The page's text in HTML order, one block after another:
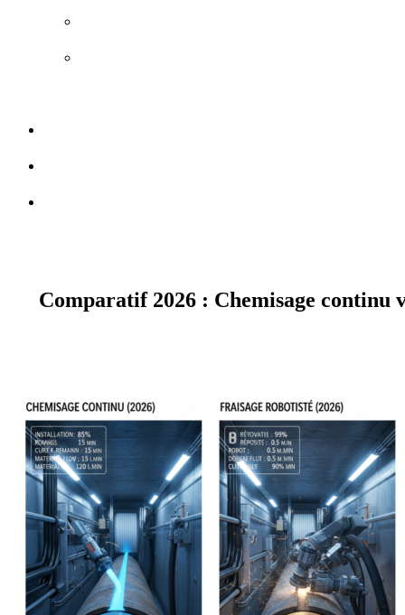
Comparatif 2026 : Chemisage continu